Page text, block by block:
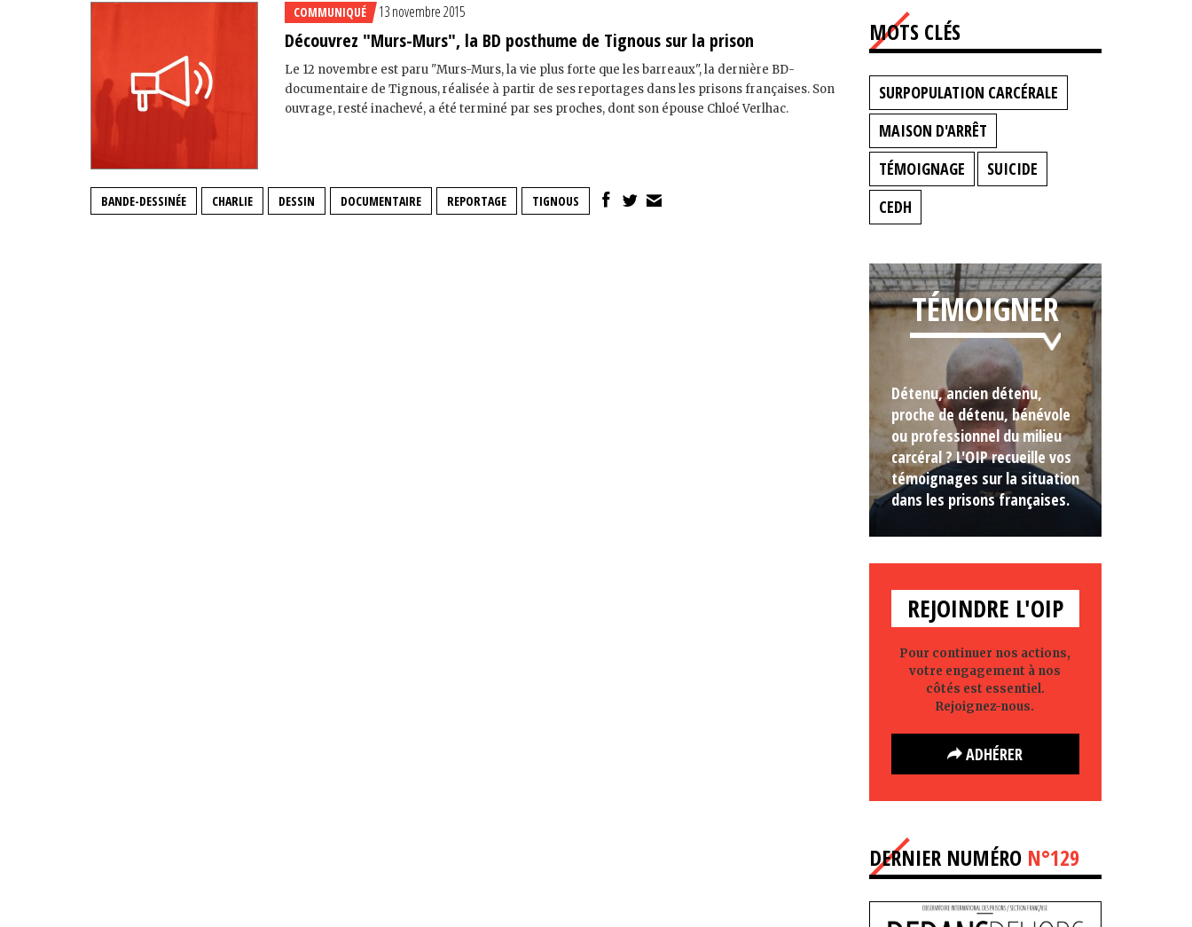
COMMUNIQUÉ 13 novembre 2015
Découvrez "Murs-Murs", la BD posthume de Tignous sur la prison
Le 12 novembre est paru "Murs-Murs, la vie plus forte que les barreaux", la dernière BD-
documentaire de Tignous, réalisée à partir de ses reportages dans les prisons françaises. Son
ouvrage, resté inachevé, a été terminé par ses proches, dont son épouse Chloé Verlhac.
BANDE-DESSINÉE CHARLIE DESSIN DOCUMENTAIRE REPORTAGE TIGNOUS
MOTS CLÉS
SURPOPULATION CARCÉRALE
MAISON D'ARRÊT
TÉMOIGNAGE
SUICIDE
CEDH
TÉMOIGNER
Détenu, ancien détenu,
proche de détenu, bénévole
ou professionnel du milieu
carcéral ? L'OIP recueille vos
témoignages sur la situation
dans les prisons françaises.
REJOINDRE L'OIP
Pour continuer nos actions,
votre engagement à nos
côtés est essentiel.
Rejoignez-nous.
ADHÉRER
DERNIER NUMÉRO N°129